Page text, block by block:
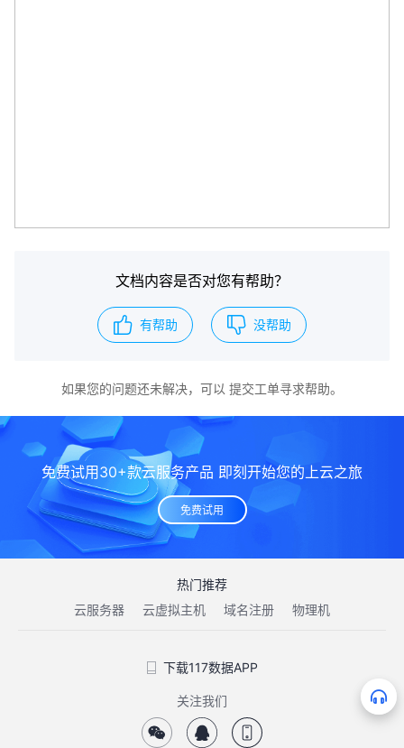
文档内容是否对您有帮助？
有帮助 没帮助
如果您的问题还未解决，可以 提交工单寻求帮助。
免费试用30+款云服务产品 即刻开始您的上云之旅
免费试用
热门推荐
云服务器
云虚拟主机 域名注册 物理机
下载117数据APP
关注我们